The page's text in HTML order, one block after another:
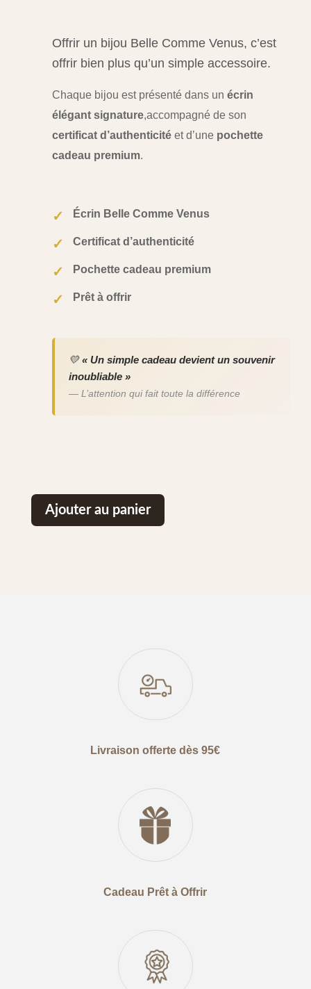
Offrir un bijou Belle Comme Venus, c’est
offrir bien plus qu’un simple accessoire.
Chaque bijou est présenté dans un écrin
élégant signature,accompagné de son
certificat d’authenticitéet d’une pochette
cadeau premium.
✓ Écrin Belle Comme Venus
✓ Certificat d’authenticité
✓ Pochette cadeau premium
✓ Prêt à offrir
💛« Un simple cadeau devient un souvenir
inoubliable »
— L’attention qui fait toute la différence
Ajouter au panier
Livraison offerte dès 95€
Cadeau Prêt à Offrir